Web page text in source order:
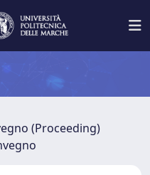
(Proceeding)